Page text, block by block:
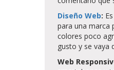
Diseño Web:
para una marca
colores poco
gusto y se vaya
Web